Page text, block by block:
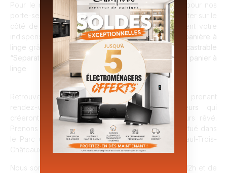
Pour le rangement de votre linge de bain
, optez pour nos
porte-serviettes à 1 ou 2 bras que vous pourrez monter sur le
côté de votre caisson principal. Dérobez également votre
indispensablespoubelle de salle de bain, ou votre
panière à
linge grâce à nos systèmes intelligents.
Poubelle encastrable
“Separato” ou bien armoire ”midi” salle de bain avec panier à
linge
Retrouvez toutes nos solutions astucieuses en prenant
rendez-vous avec nosconcepteurs décorateurs qui
créeront la salle de bain dont vous avez toujours rêvé.
Prenons rendez-vous au sein de notre showroom situé dans
le Parc d’activités Drôme Sud Provence à Saint-Paul-Trois-
Châteaux.
Nous sommes ouverts du mardi au samedi de 9h à 12h et de